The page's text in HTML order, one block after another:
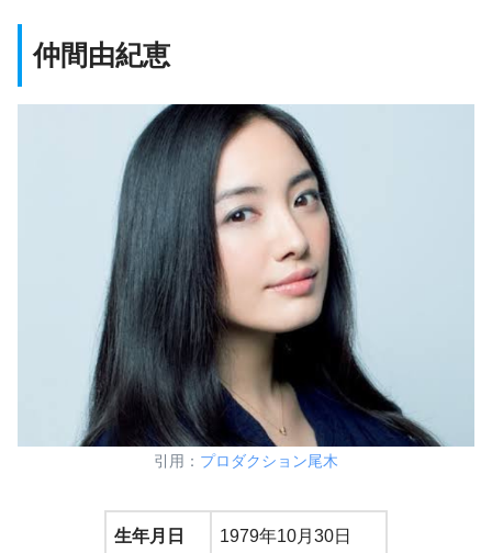
仲間由紀恵
引用： プロダクション尾木
生年月日 1979年10月30日